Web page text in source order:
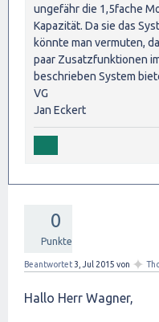
ungefähr die 1,5fache
Kapazität. Da sie das
könnte man vermuten,
paar Zusatzfunktionen
beschrieben System
VG
Jan Eckert
0
Punkte
Beantwortet 3, Jul 2015 von ✦
Hallo Herr Wagner,